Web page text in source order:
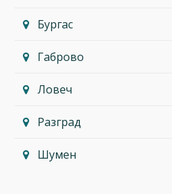
Бургас
Габрово
Ловеч
Разград
Шумен